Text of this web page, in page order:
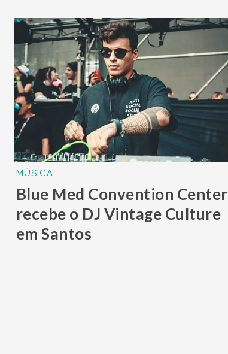
MÚSICA
Blue Med Convention Center
recebe o DJ Vintage Culture
em Santos